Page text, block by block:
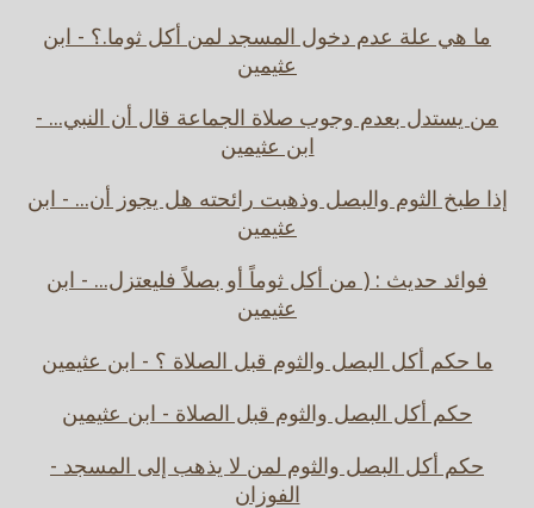
ما هي علة عدم دخول المسجد لمن أكل ثوما.؟ - ابن
عثيمين
من يستدل بعدم وجوب صلاة الجماعة قال أن النبي... -
ابن عثيمين
إذا طبخ الثوم والبصل وذهبت رائحته هل يجوز أن... - ابن
عثيمين
فوائد حديث : ( من أكل ثوماً أو بصلاً فليعتزل... - ابن
عثيمين
ما حكم أكل البصل والثوم قبل الصلاة ؟ - ابن عثيمين
حكم أكل البصل والثوم قبل الصلاة - ابن عثيمين
حكم أكل البصل والثوم لمن لا يذهب إلى المسجد -
الفوزان